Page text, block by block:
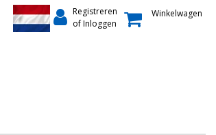
Registreren
of Inloggen
Winkelwagen